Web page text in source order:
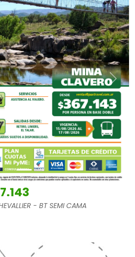
- BT SEMI CAMA